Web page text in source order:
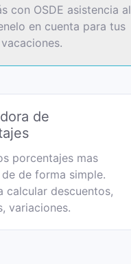
con OSDE asistencia al
en cuenta para tus
de
porcentajes mas
de forma simple.
calcular descuentos,
variaciones.